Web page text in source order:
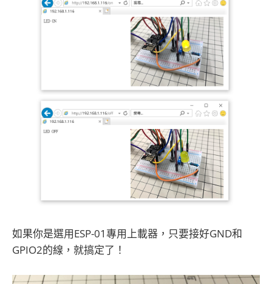
如果你是選用ESP-01專用上載器，只要接好GND和
GPIO2的線，就搞定了！